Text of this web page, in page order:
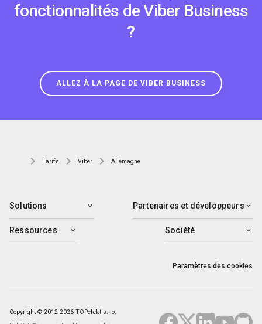
fonctionnalités de Viber Business
?
ALLEZ À LA PAGE DE VIBER BUSINESS
Tarifs Viber Allemagne
Solutions Partenaires et développeurs
Ressources Société
Paramètres des cookies
Copyright © 2012-2026 TOPefekt s.r.o.